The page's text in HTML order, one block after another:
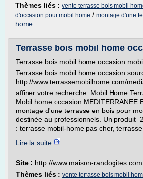
Thèmes liés : vente terrasse bois mobil
d'occasion pour mobil home / montage d'une
home
Terrasse bois mobil home
Terrasse bois mobil home occasion
Terrasse bois mobil home occasion
http://www.terrassemobilhome.com/
affiner votre recherche. Mobil Home
Mobil home occasion MEDITERRANEE
montage d'une terrasse en bois pour
destinée au professionnels. Un produit
: terrasse mobil-home pas cher,
Lire la suite
Site : http://www.maison-randogites.com
Thèmes liés : vente terrasse bois mobil